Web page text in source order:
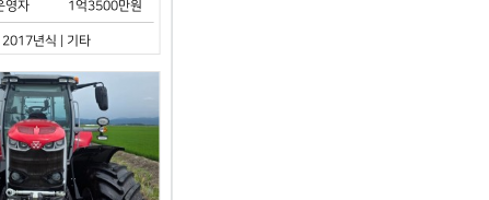
영자 1억3500만원
년식 | 기타